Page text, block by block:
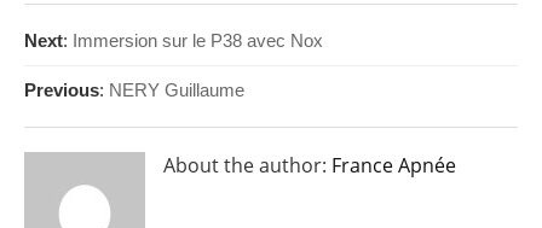
Next: Immersion sur le P38 avec Nox
Previous: NERY Guillaume
About the author: France Apnée